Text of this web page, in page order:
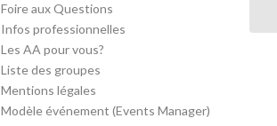
Foire aux Questions
Infos professionnelles
Les AA pour vous?
Liste des groupes
Mentions légales
Modèle événement (Events Manager)